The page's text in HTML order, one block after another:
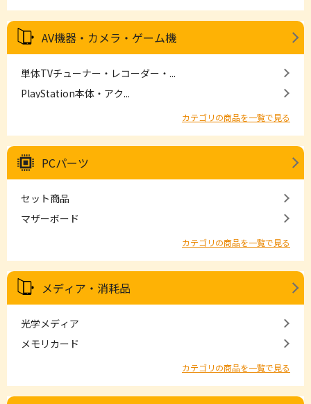
AV機器・カメラ・ゲーム機
単体TVチューナー・レコーダー・...
PlayStation本体・アク...
カテゴリの商品を一覧で見る
PCパーツ
セット商品
マザーボード
カテゴリの商品を一覧で見る
メディア・消耗品
光学メディア
メモリカード
カテゴリの商品を一覧で見る